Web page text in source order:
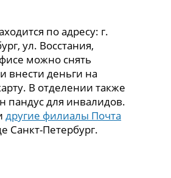
по адресу: г.
ул. Восстания,
можно снять
внести деньги на
В отделении также
пандус для инвалидов.
другие филиалы Почта
Санкт-Петербург.